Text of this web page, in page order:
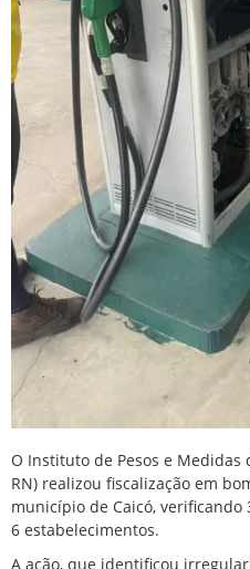
O Instituto de Pesos e Medidas
RN) realizou fiscalização em
município de Caicó,
6 estabelecimentos.
A ação, que identificou